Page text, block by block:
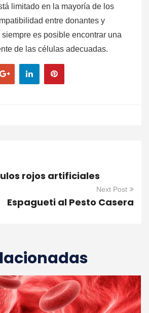
limitado en la mayoría de los
entre donantes y
siempre es posible encontrar una
de las células adecuadas.
rojos artificiales
Next Post
Espagueti al Pesto Casera